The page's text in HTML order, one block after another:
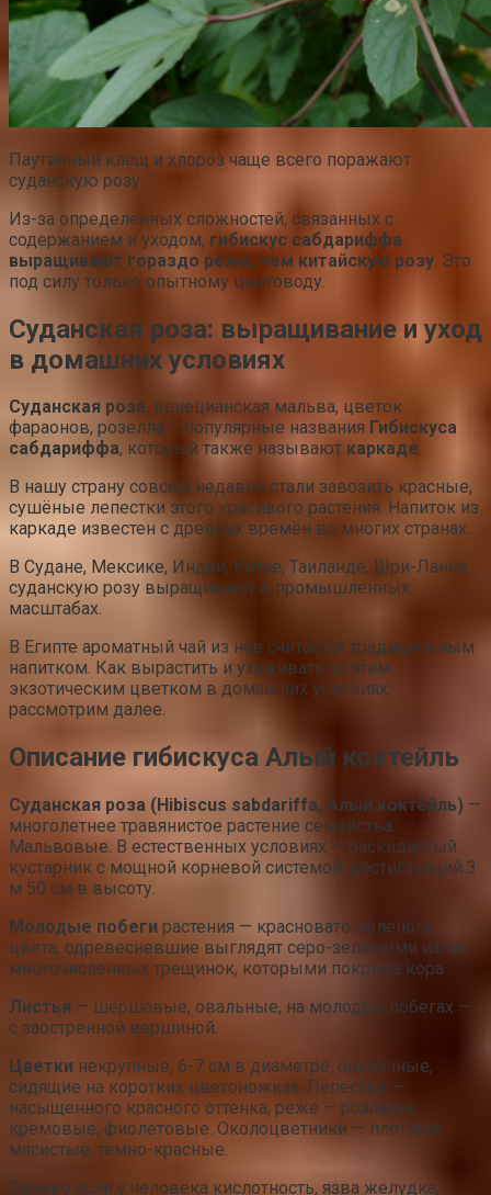
Паутинный клещ и хлороз чаще всего поражают
суданскую розу
Из-за определенных сложностей, связанных с
содержанием и уходом, гибискус сабдариффа
выращивают гораздо реже, чем китайскую розу . Это
под силу только опытному цветоводу.
Суданская роза: выращивание и уход
в домашних условиях
Суданская роза, венецианская мальва, цветок
фараонов, розелла – популярные названия Гибискуса
сабдариффа, который также называют каркаде.
В нашу страну совсем недавно стали завозить красные,
сушёные лепестки этого красивого растения. Напиток из
каркаде известен с древних времён во многих странах.
В Судане, Мексике, Индии, Китае, Таиланде, Шри-Ланке
суданскую розу выращивают в промышленных
масштабах.
В Египте ароматный чай из неё считается традиционным
напитком. Как вырастить и ухаживать за этим
экзотическим цветком в домашних условиях,
рассмотрим далее.
Описание гибискуса Алый коктейль
Суданская роза (Hibiscus sabdariffa, Алый коктейль) —
многолетнее травянистое растение семейства
Мальвовые. В естественных условиях — раскидистый
кустарник с мощной корневой системой, достигающий 3
м 50 см в высоту.
Молодые побеги растения — красновато-зеленого
цвета, одревесневшие выглядят серо-зелеными из-за
многочисленных трещинок, которыми покрыта кора.
Листья — шершавые, овальные, на молодых побегах —
с заостренной вершиной.
Цветки некрупные, 6-7 см в диаметре, одиночные,
сидящие на коротких цветоножках. Лепестки —
насыщенного красного оттенка, реже — розовые,
кремовые, фиолетовые. Околоцветники — плотные,
мясистые, темно-красные.
Однако если у человека кислотность, язва желудка,